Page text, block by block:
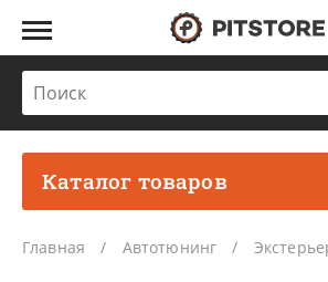
Каталог товаров
Главная Автотюнинг